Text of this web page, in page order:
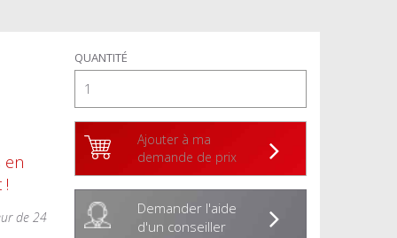
en
de 24
QUANTITÉ
Ajouter à ma
demande de prix
Demander l'aide
d'un conseiller